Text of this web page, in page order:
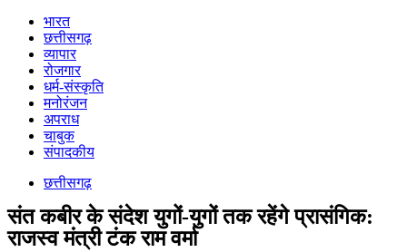
भारत
छत्तीसगढ़
व्यापार
रोजगार
धर्म-संस्कृति
मनोरंजन
अपराध
चाबुक
संपादकीय
छत्तीसगढ़
संत कबीर के संदेश युगों-युगों तक रहेंगे प्रासंगिक:
राजस्व मंत्री टंक राम वर्मा